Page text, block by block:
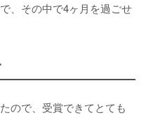
、その中で4ヶ月を過ごせ
ので、受賞できてとても